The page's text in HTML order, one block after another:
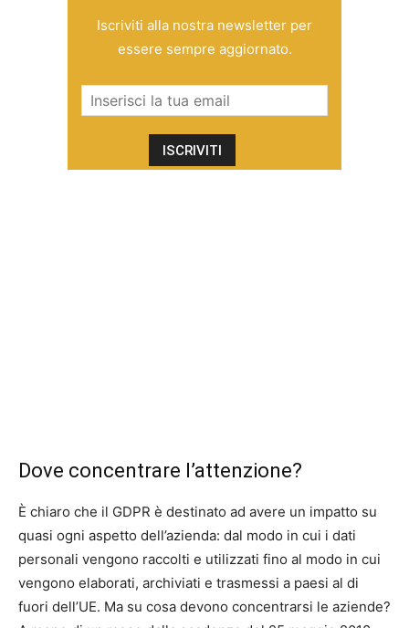
Iscriviti alla nostra newsletter per
essere sempre aggiornato.
Dove concentrare l’attenzione?
È chiaro che il GDPR è destinato ad avere un impatto su
quasi ogni aspetto dell’azienda: dal modo in cui i dati
personali vengono raccolti e utilizzati fino al modo in cui
vengono elaborati, archiviati e trasmessi a paesi al di
fuori dell’UE. Ma su cosa devono concentrarsi le aziende?